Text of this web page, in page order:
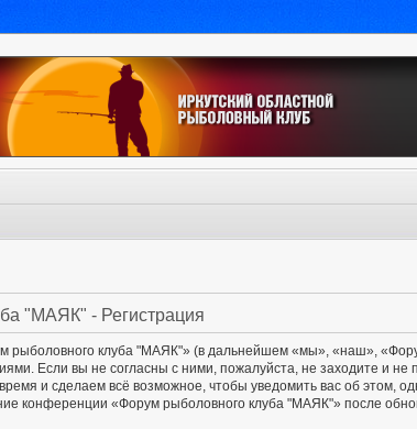
"МАЯК" - Регистрация
рыболовного клуба "МАЯК"» (в дальнейшем «мы», «наш»,
Если вы не согласны с ними, пожалуйста, не заходите и
и сделаем всё возможное, чтобы уведомить вас об этом,
конференции «Форум рыболовного клуба "МАЯК"» после